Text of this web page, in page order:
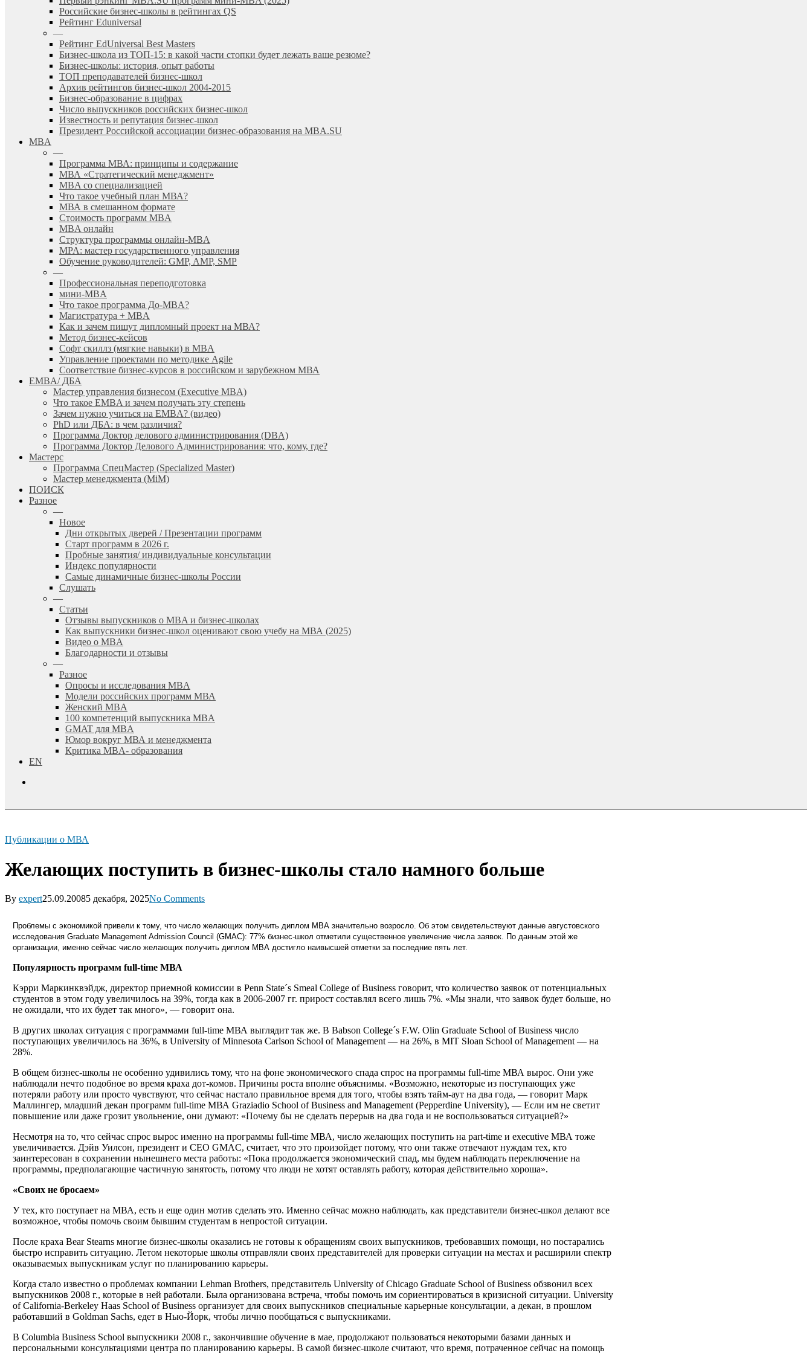
Российские бизнес-школы в рейтингах QS
Рейтинг Eduniversal
—
Рейтинг EdUniversal Best Masters
Бизнес-школа из ТОП-15: в какой части стопки будет лежать ваше резюме?
Бизнес-школы: история, опыт работы
ТОП преподавателей бизнес-школ
Архив рейтингов бизнес-школ 2004-2015
Бизнес-образование в цифрах
Число выпускников российских бизнес-школ
Известность и репутация бизнес-школ
Президент Российской ассоциации бизнес-образования на MBA.SU
MBA
—
Программа МВА: принципы и содержание
МВА «Cтратегический менеджмент»
MBA со специализацией
Что такое учебный план МВА?
МВА в смешанном формате
Стоимость программ MBA
MBA онлайн
Cтруктура программы онлайн-MBA
MPA: мастер государственного управления
Обучение руководителей: GMP, AMP, SMP
—
Профессиональная переподготовка
мини-MBA
Что такое программа До-MBA?
Магистратура + MBA
Как и зачем пишут дипломный проект на МВА?
Метод бизнес-кейсов
Софт скиллз (мягкие навыки) в MBA
Управление проектами по методике Agile
Соответствие бизнес-курсов в российском и зарубежном МВА
EMBA/ ДБA
Мастер управления бизнесом (Executive MBA)
Что такое EMBA и зачем получать эту степень
Зачем нужно учиться на EMBA? (видео)
PhD или ДБА: в чем различия?
Программа Доктор делового администрирования (DBА)
Программа Доктор Делового Администрирования: что, кому, где?
Мастерс
Программа СпецМастер (Specialized Master)
Мастер менеджмента (MiM)
ПОИСК
Разное
—
Новое
Дни открытых дверей / Презентации программ
Старт программ в 2026 г.
Пробные занятия/ индивидуальные консультации
Индекс популярности
Самые динамичные бизнес-школы России
Слушать
—
Статьи
Отзывы выпускников о MBA и бизнес-школах
Как выпускники бизнес-школ оценивают свою учебу на МВА (2025)
Видео о MBA
Благодарности и отзывы
—
Разное
Опросы и исследования MBA
Модели российских программ МВА
Женский MBA
100 компетенций выпускника MBA
GMAT для MBA
Юмор вокруг МВА и менеджмента
Критика MBA- образования
EN
Публикации о МВА
Желающих поступить в бизнес-школы стало намного больше
By expert25.09.20085 декабря, 2025No Comments
Проблемы с экономикой привели к тому, что число желающих получить диплом МВА значительно возросло. Об этом свидетельствуют данные августовского
исследования Graduate Management Admission Council (GMAC): 77% бизнес-школ отметили существенное увеличение числа заявок. По данным этой же
организации, именно сейчас число желающих получить диплом МВА достигло наивысшей отметки за последние пять лет.
Популярность программ full-time МВА
Кэрри Маркинквэйдж, директор приемной комиссии в Penn State´s Smeal College of Business говорит, что количество заявок от потенциальных
студентов в этом году увеличилось на 39%, тогда как в 2006-2007 гг. прирост составлял всего лишь 7%. «Мы знали, что заявок будет больше, но
не ожидали, что их будет так много», — говорит она.
В других школах ситуация с программами full-time МВА выглядит так же. В Babson College´s F.W. Olin Graduate School of Business число
поступающих увеличилось на 36%, в University of Minnesota Carlson School of Management — на 26%, в MIT Sloan School of Management — на
28%.
В общем бизнес-школы не особенно удивились тому, что на фоне экономического спада спрос на программы full-time МВА вырос. Они уже
наблюдали нечто подобное во время краха дот-комов. Причины роста вполне объяснимы. «Возможно, некоторые из поступающих уже
потеряли работу или просто чувствуют, что сейчас настало правильное время для того, чтобы взять тайм-аут на два года, — говорит Марк
Маллингер, младший декан программ full-time МВА Graziadio School of Business and Management (Pepperdine University), — Если им не светит
повышение или даже грозит увольнение, они думают: «Почему бы не сделать перерыв на два года и не воспользоваться ситуацией?»
Несмотря на то, что сейчас спрос вырос именно на программы full-time МВА, число желающих поступить на part-time и executive МВА тоже
увеличивается. Дэйв Уилсон, президент и СЕО GMAC, считает, что это произойдет потому, что они также отвечают нуждам тех, кто
заинтересован в сохранении нынешнего места работы: «Пока продолжается экономический спад, мы будем наблюдать переключение на
программы, предполагающие частичную занятость, потому что люди не хотят оставлять работу, которая действительно хороша».
«Своих не бросаем»
У тех, кто поступает на МВА, есть и еще один мотив сделать это. Именно сейчас можно наблюдать, как представители бизнес-школ делают все
возможное, чтобы помочь своим бывшим студентам в непростой ситуации.
После краха Bear Stearns многие бизнес-школы оказались не готовы к обращениям своих выпускников, требовавших помощи, но постарались
быстро исправить ситуацию. Летом некоторые школы отправляли своих представителей для проверки ситуации на местах и расширили спектр
оказываемых выпускникам услуг по планированию карьеры.
Когда стало известно о проблемах компании Lehman Brothers, представитель University of Chicago Graduate School of Business обзвонил всех
выпускников 2008 г., которые в ней работали. Была организована встреча, чтобы помочь им сориентироваться в кризисной ситуации. University
of California-Berkeley Haas School of Business организует для своих выпускников специальные карьерные консультации, а декан, в прошлом
работавший в Goldman Sachs, едет в Нью-Йорк, чтобы лично пообщаться с выпускниками.
В Columbia Business School выпускники 2008 г., закончившие обучение в мае, продолжают пользоваться некоторыми базами данных и
персональными консультациями центра по планированию карьеры. В самой бизнес-школе считают, что время, потраченное сейчас на помощь